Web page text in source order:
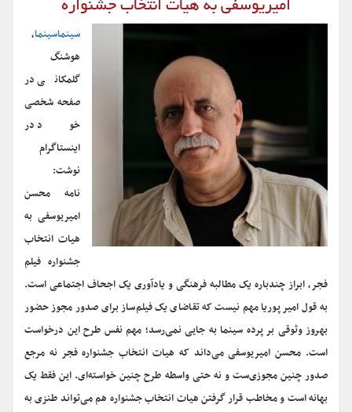
امیریوسفی به هیات انتخاب جشنواره
سینماسینما،
هوشنگ
گلمکانی در
صفحه شخصی
خود در
اینستاگرام
نوشت:
نامه محسن
امیریوسفی به
هیات انتخاب
جشنواره فیلم
فجر، ابراز چندباره یک مطالبه فرهنگی و یادآوری یک اجحاف اجتماعی است.
به قول امیر پوریا مهم نیست که تقاضای یک فیلم‌ساز برای صدور مجوز حضور
بهروز وثوقی بر پرده سینما به جایی نمی‌رسد؛ مهم نفس طرح این درخواست
است. محسن امیریوسفی می‌داند که هیات انتخاب جشنواره فجر نه مرجع
صدور چنین مجوزی‌ست و نه حتی واسطه طرح چنین خواسته‌ای. این فقط یک
بهانه است و مخاطب قرار گرفتن هیات انتخاب جشنواره هم می‌تواند طنزی به